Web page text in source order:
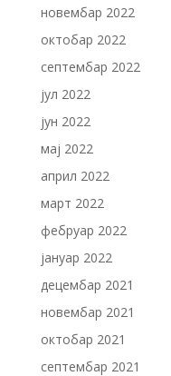
новембар 2022
октобар 2022
септембар 2022
јул 2022
јун 2022
мај 2022
април 2022
март 2022
фебруар 2022
јануар 2022
децембар 2021
новембар 2021
октобар 2021
септембар 2021